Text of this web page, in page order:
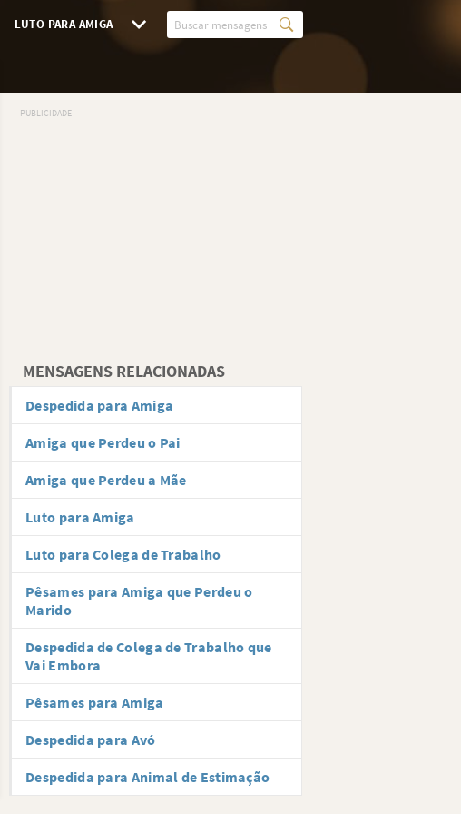
LUTO PARA AMIGA
MENSAGENS RELACIONADAS
Despedida para Amiga
Amiga que Perdeu o Pai
Amiga que Perdeu a Mãe
Luto para Amiga
Luto para Colega de Trabalho
Pêsames para Amiga que Perdeu o
Marido
Despedida de Colega de Trabalho que
Vai Embora
Pêsames para Amiga
Despedida para Avó
Despedida para Animal de Estimação